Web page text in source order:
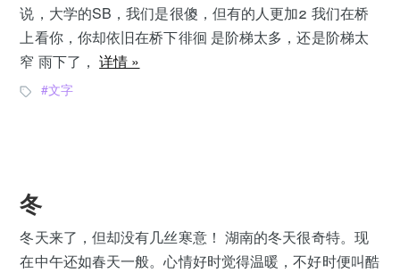
说，大学的SB，我们是很傻，但有的人更加2 我们在桥
上看你，你却依旧在桥下徘徊 是阶梯太多，还是阶梯太
窄 雨下了，详情 »
文字
冬
冬天来了，但却没有几丝寒意！ 湖南的冬天很奇特。现
在中午还如春天一般。心情好时觉得温暖，不好时便叫酷